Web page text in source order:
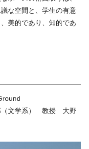
な空間と、学生の有意
美的であり、知的であ
（文学系） 教授 大野